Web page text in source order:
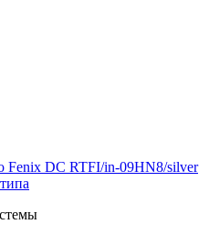
Fenix DC RTFI/in-09HN8/silver